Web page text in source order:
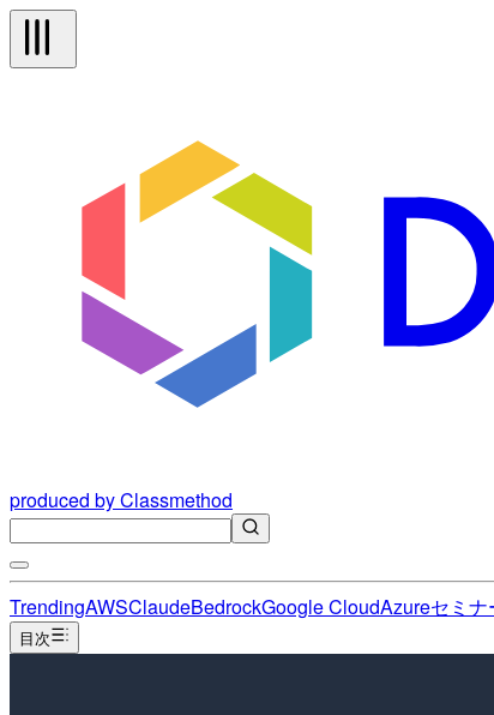
produced by Classmethod
TrendingAWSClaudeBedrockGoogle CloudAzureセミナ
目次